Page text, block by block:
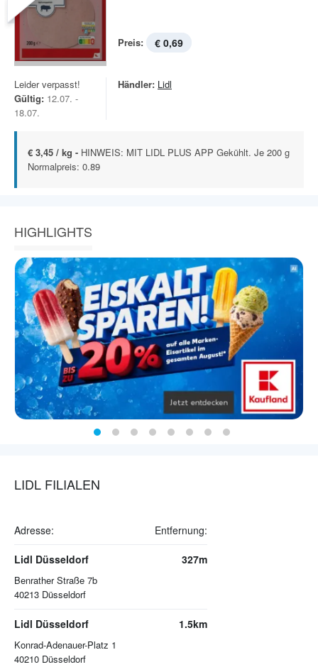
Preis: € 0,69
Leider verpasst!
Gültig: 12.07. -
18.07.
Händler: Lidl
€ 3,45 / kg - HINWEIS: MIT LIDL PLUS APP Gekühlt. Je 200 g
Normalpreis: 0.89
HIGHLIGHTS
LIDL FILIALEN
Adresse: Entfernung:
Lidl Düsseldorf
Benrather Straße 7b
40213 Düsseldorf
327m
Lidl Düsseldorf
Konrad-Adenauer-Platz 1
40210 Düsseldorf
1.5km